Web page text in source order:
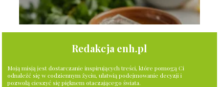
Redakcja enh.pl
Moją misją jest dostarczanie inspirujących treści, które pomogą Ci
odnaleźć się w codziennym życiu, ułatwią podejmowanie decyzji i
pozwolą cieszyć się pięknem otaczającego świata.